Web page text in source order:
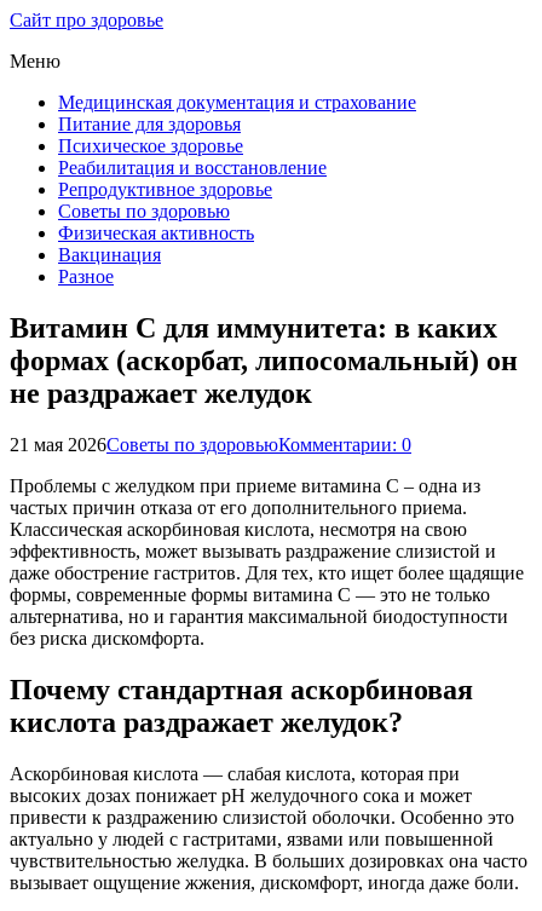
Сайт про здоровье
Меню
Медицинская документация и страхование
Питание для здоровья
Психическое здоровье
Реабилитация и восстановление
Репродуктивное здоровье
Советы по здоровью
Физическая активность
Вакцинация
Разное
Витамин С для иммунитета: в каких
формах (аскорбат, липосомальный) он
не раздражает желудок
21 мая 2026Советы по здоровьюКомментарии: 0
Проблемы с желудком при приеме витамина C – одна из
частых причин отказа от его дополнительного приема.
Классическая аскорбиновая кислота, несмотря на свою
эффективность, может вызывать раздражение слизистой и
даже обострение гастритов. Для тех, кто ищет более щадящие
формы, современные формы витамина C — это не только
альтернатива, но и гарантия максимальной биодоступности
без риска дискомфорта.
Почему стандартная аскорбиновая
кислота раздражает желудок?
Аскорбиновая кислота — слабая кислота, которая при
высоких дозах понижает pH желудочного сока и может
привести к раздражению слизистой оболочки. Особенно это
актуально у людей с гастритами, язвами или повышенной
чувствительностью желудка. В больших дозировках она часто
вызывает ощущение жжения, дискомфорт, иногда даже боли.